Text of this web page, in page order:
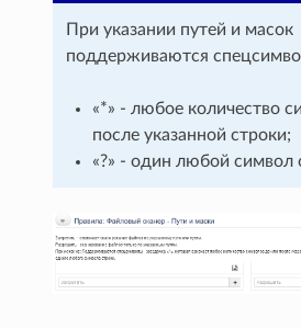
При указании путей и масок
поддерживаются
«*» - любое количество
после указанной строки;
«?» - один любой символ